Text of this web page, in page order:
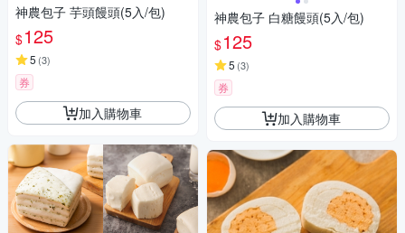
神農包子 芋頭饅頭(5入/包)
$125
5 (3)
券
加入購物車
神農包子 白糖饅頭(5入/包)
$125
5 (3)
券
加入購物車